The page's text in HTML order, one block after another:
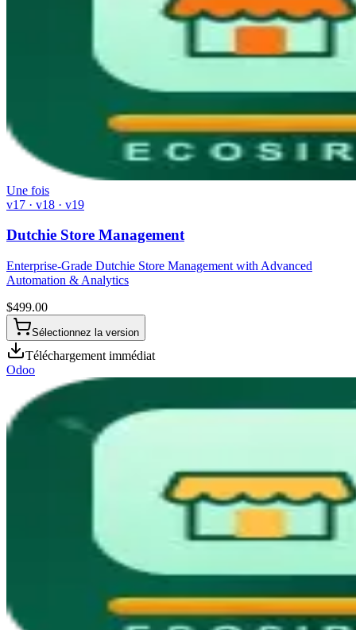
Une fois
v17 · v18 · v19
Dutchie Store Management
Enterprise-Grade Dutchie Store Management with Advanced
Automation & Analytics
$499.00
Sélectionnez la version
Téléchargement immédiat
Odoo